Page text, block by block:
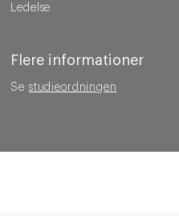
Ledelse
Flere informationer
Se studieordningen